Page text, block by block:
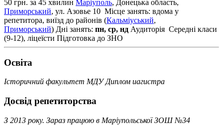
50 грн. за 45 хвилин Маріуполь, Донецька область,
Приморський, ул. Азовье 10 Місце занять: вдома у
репетитора, виїзд до районів (Кальміуський,
Приморський) Дні занять: пн, ср, нд Аудиторія Середні класи
(9-12), ліцеїсти Підготовка до ЗНО
Освiта
Історичний факультет МДУ Диплом иагистра
Досвід репетиторства
З 2013 року. Зараз працюю в Маріупольської ЗОШ №34